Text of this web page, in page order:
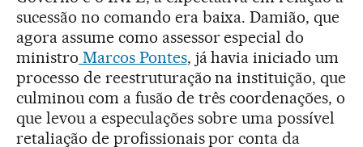
sucessão no comando era baixa. Damião, que
agora assume como assessor especial do
ministro Marcos Pontes, já havia iniciado um
processo de reestruturação na instituição, que
culminou com a fusão de três coordenações, o
que levou a especulações sobre uma possível
retaliação de profissionais por conta da